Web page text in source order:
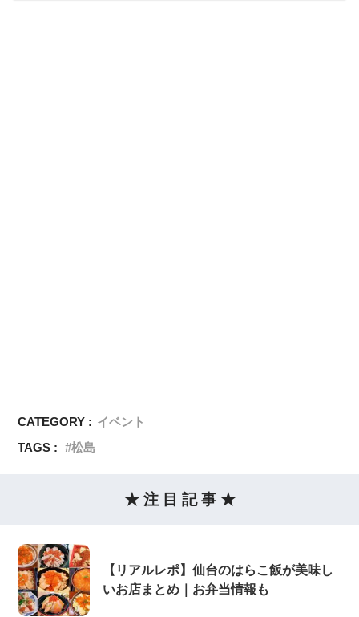
CATEGORY : イベント
TAGS :
松島
★ 注 目 記 事 ★
【リアルレポ】仙台のはらこ飯が美味し
いお店まとめ｜お弁当情報も